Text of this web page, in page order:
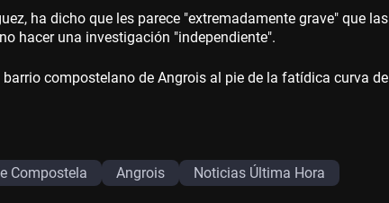
ha dicho que les parece "extremadamente grave" que las
hacer una investigación "independiente".
compostelano de Angrois al pie de la fatídica curva de
Compostela Angrois Noticias Última Hora